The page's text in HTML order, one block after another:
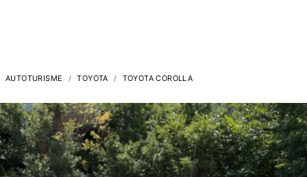
AUTOTURISME TOYOTA TOYOTA COROLLA